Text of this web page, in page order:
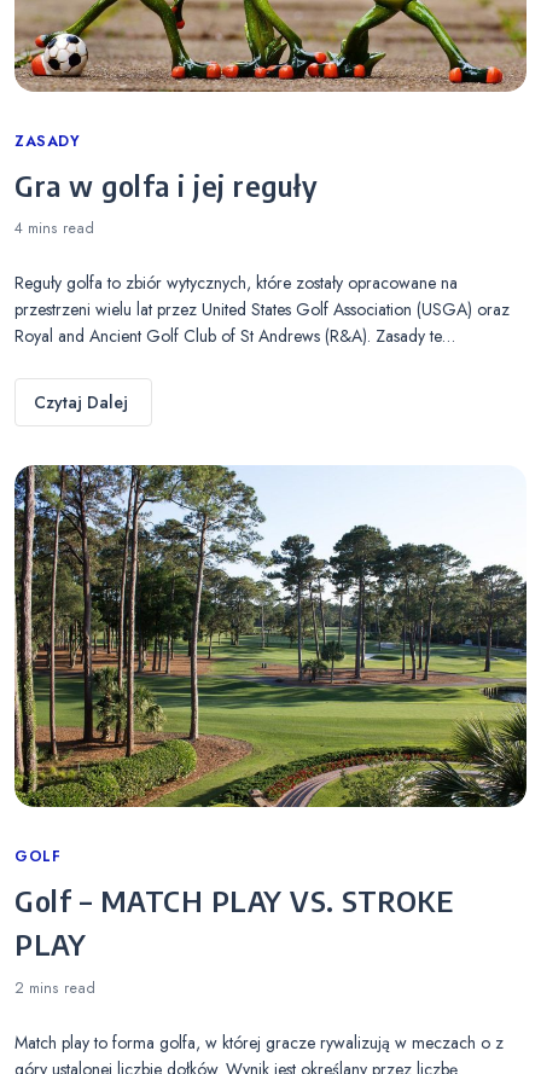
Categories
ZASADY
Gra w golfa i jej reguły
4 mins read
Reguły golfa to zbiór wytycznych, które zostały opracowane na
przestrzeni wielu lat przez United States Golf Association (USGA) oraz
Royal and Ancient Golf Club of St Andrews (R&A). Zasady te…
Czytaj Dalej
Categories
GOLF
Golf – MATCH PLAY VS. STROKE
PLAY
2 mins read
Match play to forma golfa, w której gracze rywalizują w meczach o z
góry ustalonej liczbie dołków. Wynik jest określany przez liczbę